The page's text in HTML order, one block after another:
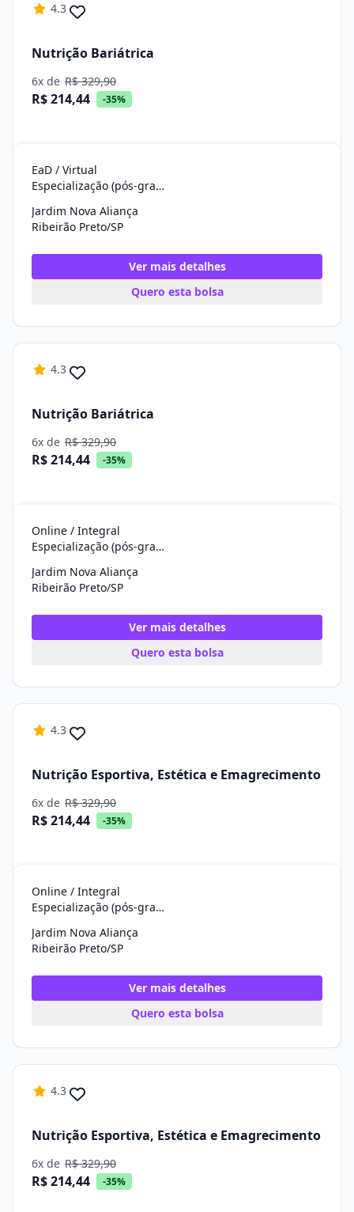
4.3
Nutrição Bariátrica
6x de R$ 329,90
R$ 214,44 -35%
EaD / Virtual
Especialização (pós-graduação)
Jardim Nova Aliança
Ribeirão Preto/SP
Ver mais detalhes
Quero esta bolsa
4.3
Nutrição Bariátrica
6x de R$ 329,90
R$ 214,44 -35%
Online / Integral
Especialização (pós-graduação)
Jardim Nova Aliança
Ribeirão Preto/SP
Ver mais detalhes
Quero esta bolsa
4.3
Nutrição Esportiva, Estética e Emagrecimento
6x de R$ 329,90
R$ 214,44 -35%
Online / Integral
Especialização (pós-graduação)
Jardim Nova Aliança
Ribeirão Preto/SP
Ver mais detalhes
Quero esta bolsa
4.3
Nutrição Esportiva, Estética e Emagrecimento
6x de R$ 329,90
R$ 214,44 -35%